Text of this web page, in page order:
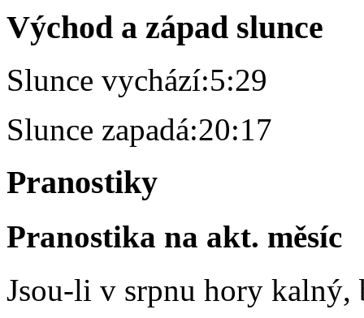
Východ a západ slunce
Slunce vychází:5:29
Slunce zapadá:20:17
Pranostiky
Pranostika na akt. měsíc
Jsou-li v srpnu hory